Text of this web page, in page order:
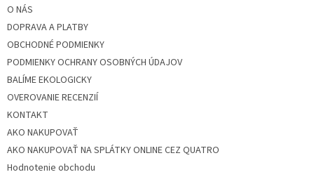
O NÁS
DOPRAVA A PLATBY
OBCHODNÉ PODMIENKY
PODMIENKY OCHRANY OSOBNÝCH ÚDAJOV
BALÍME EKOLOGICKY
OVEROVANIE RECENZIÍ
KONTAKT
AKO NAKUPOVAŤ
AKO NAKUPOVAŤ NA SPLÁTKY ONLINE CEZ QUATRO
Hodnotenie obchodu